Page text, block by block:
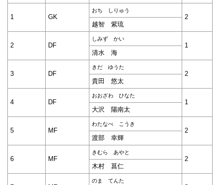
1 GK
おち しりゅう
2
越智 紫琉
2 DF
しみず かい
1
清水 海
3 DF
きだ ゆうた
2
貴田 悠太
4 DF
おおざわ ひなた
1
大沢 陽南太
5 MF
わたなべ こうき
2
渡部 幸輝
6 MF
きむら あやと
2
木村 菖仁
のま てんた